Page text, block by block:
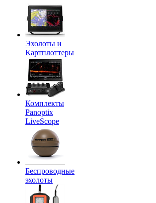
Эхолоты и
Картплоттеры
Комплекты
Panoptix
LiveScope
Беспроводные
эхолоты